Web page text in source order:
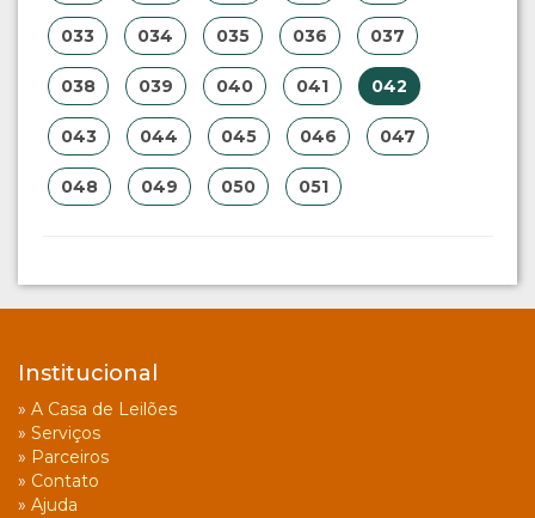
033 034 035 036 037
038 039 040 041 042
043 044 045 046 047
048 049 050 051
Institucional
» A Casa de Leilões
» Serviços
» Parceiros
» Contato
» Ajuda